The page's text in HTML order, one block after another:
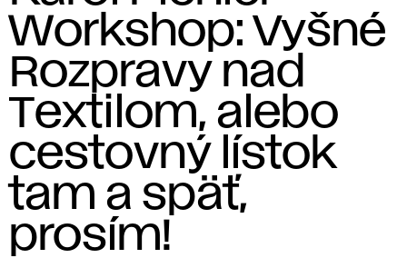
Workshop: Vyšné
Rozpravy nad
Textilom, alebo
cestovný lístok
tam a späť,
prosím!